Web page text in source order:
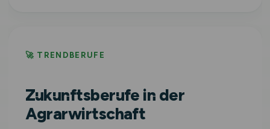
🚀 TRENDBERUFE
Zukunftsberufe in der
Agrarwirtschaft